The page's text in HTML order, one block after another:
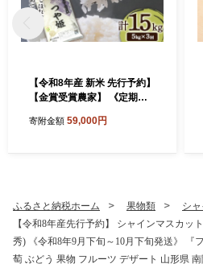
【令和8年産 新米 先行予約】
【金賞受賞農家】 《定期便3
3か月 《令和8年9月下旬～発
寄附金額 59,000円
ふるさと納税ホーム 果物類
シ
【令和8年産先行予約】 シャインマスカッ
秀) 《令和8年9月下旬～10月下旬発送》 『
萄 ぶどう 果物 フルーツ デザート 山形県 南